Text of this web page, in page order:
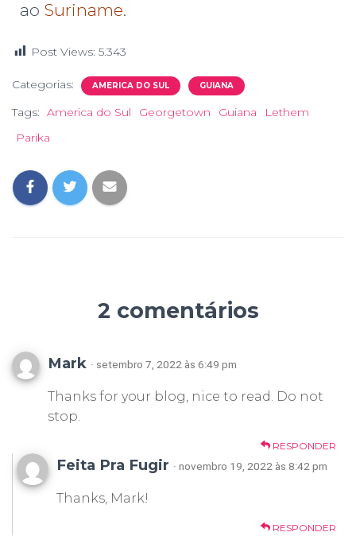
ao Suriname.
Post Views: 5.343
Categorias: AMERICA DO SUL GUIANA
Tags: America do Sul Georgetown Guiana
Lethem
Parika
2 comentários
Mark · setembro 7, 2022 às 6:49 pm
Thanks for your blog, nice to read. Do not
stop.
RESPONDER
Feita Pra Fugir · novembro 19, 2022 às 8:42 pm
Thanks, Mark!
RESPONDER